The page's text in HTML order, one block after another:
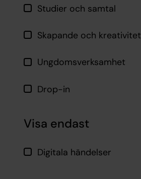
Studier och samtal
Skapande och kreativitet
Ungdomsverksamhet
Drop-in
Visa endast
Digitala händelser